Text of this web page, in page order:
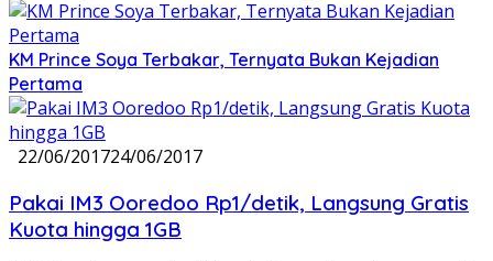
KM Prince Soya Terbakar, Ternyata Bukan Kejadian
Pertama
22/06/201724/06/2017
Pakai IM3 Ooredoo Rp1/detik, Langsung Gratis
Kuota hingga 1GB